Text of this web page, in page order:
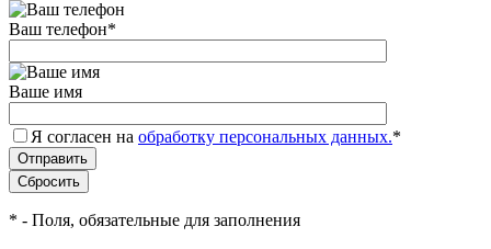
Ваш телефон*
Ваше имя
Я согласен на обработку персональных данных.*
* - Поля, обязательные для заполнения